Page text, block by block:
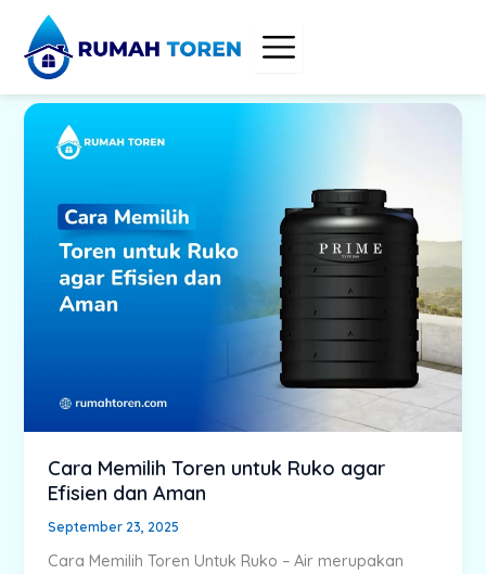
content
Cara Memilih Toren untuk Ruko agar
Efisien dan Aman
September 23, 2025
Cara Memilih Toren Untuk Ruko – Air merupakan